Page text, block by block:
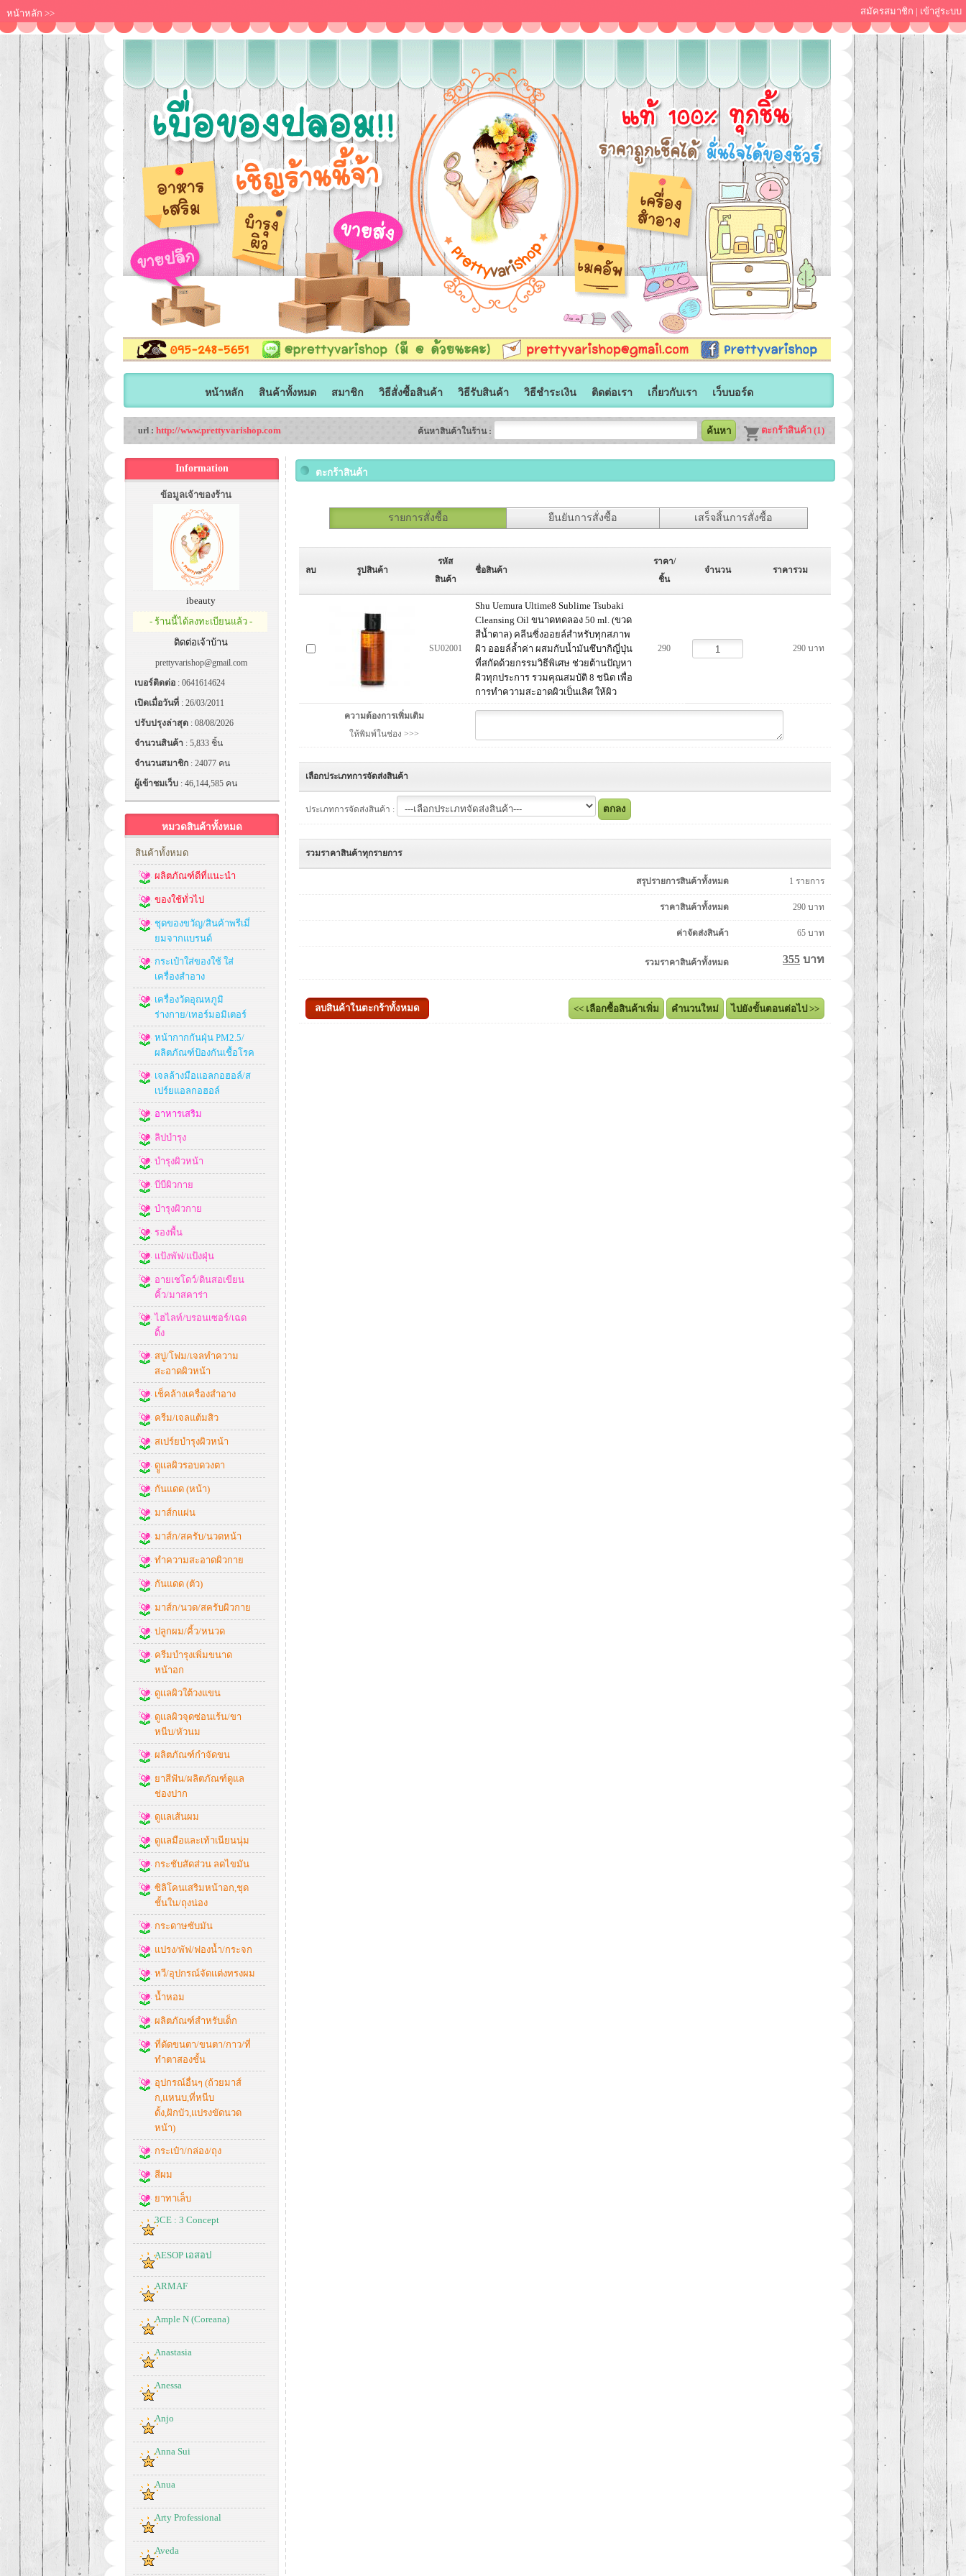
หน้าหลัก >> สมัครสมาชิก | เข้าสู่ระบบ
หน้าหลัก สินค้าทั้งหมด สมาชิก วิธีสั่งซื้อสินค้า วิธีรับสินค้า วิธีชำระเงิน ติดต่อเรา เกี่ยวกับเรา เว็บบอร์ด
ตะกร้าสินค้า (1)
url : http://www.prettyvarishop.com ค้นหาสินค้าในร้าน :
Information
ข้อมูลเจ้าของร้าน
ibeauty
- ร้านนี้ได้ลงทะเบียนแล้ว -
ติดต่อเจ้าบ้าน
prettyvarishop@gmail.com
เบอร์ติดต่อ : 0641614624
เปิดเมื่อวันที่ : 26/03/2011
ปรับปรุงล่าสุด : 08/08/2026
จำนวนสินค้า : 5,833 ชิ้น
จำนวนสมาชิก : 24077 คน
ผู้เข้าชมเว็บ : 46,144,585 คน
หมวดสินค้าทั้งหมด
สินค้าทั้งหมด
ผลิตภัณฑ์ดีที่แนะนำ
ของใช้ทั่วไป
ชุดของขวัญ/สินค้าพรีเมี่
ยมจากแบรนด์
กระเป๋าใส่ของใช้ ใส่
เครื่องสำอาง
เครื่องวัดอุณหภูมิ
ร่างกาย/เทอร์มอมิเตอร์
หน้ากากกันฝุ่น PM2.5/
ผลิตภัณฑ์ป้องกันเชื้อโรค
เจลล้างมือแอลกอฮอล์/ส
เปร์ยแอลกอฮอล์
อาหารเสริม
ลิปบำรุง
บำรุงผิวหน้า
บีบีผิวกาย
บำรุงผิวกาย
รองพื้น
แป้งพัฟ/แป้งฝุ่น
อายเชโดว์/ดินสอเขียน
คิ้ว/มาสคาร่า
ไฮไลท์/บรอนเซอร์/เฉด
ดิ้ง
สบู่/โฟม/เจลทำความ
สะอาดผิวหน้า
เช็คล้างเครื่องสำอาง
ครีม/เจลแต้มสิว
สเปร์ยบำรุงผิวหน้า
ดููแลผิวรอบดวงตา
กันแดด (หน้า)
มาส์กแผ่น
มาส์ก/สครับ/นวดหน้า
ทำความสะอาดผิวกาย
กันแดด (ตัว)
มาส์ก/นวด/สครับผิวกาย
ปลูกผม/คิ้ว/หนวด
ครีมบำรุงเพิ่มขนาด
หน้าอก
ดูแลผิวใต้วงแขน
ดูแลผิวจุดซ่อนเร้น/ขา
หนีบ/หัวนม
ผลิตภัณฑ์กำจัดขน
ยาสีฟัน/ผลิตภัณฑ์ดูแล
ช่องปาก
ดูแลเส้นผม
ดูแลมือและเท้าเนียนนุ่ม
กระชับสัดส่วน ลดไขมัน
ซิลิโคนเสริมหน้าอก,ชุด
ชั้นใน/ถุงน่อง
กระดาษซับมัน
แปรง/พัฟ/ฟองน้ำ/กระจก
หวี/อุปกรณ์จัดแต่งทรงผม
น้ำหอม
ผลิตภัณฑ์สำหรับเด็ก
ที่ดัดขนตา/ขนตา/กาว/ที่
ทำตาสองชั้น
อุปกรณ์อื่นๆ (ถ้วยมาส์
ก,แหนบ,ที่หนีบ
ดั้ง,ฝักบัว,แปรงขัดนวด
หน้า)
กระเป๋า/กล่อง/ถุง
สีผม
ยาทาเล็บ
3CE : 3 Concept
AESOP เอสอป
ARMAF
Ample N (Coreana)
Anastasia
Anessa
Anjo
Anna Sui
Anua
Arty Professional
Aveda
ตะกร้าสินค้า
รายการสั่งซื้อ ยืนยันการสั่งซื้อ เสร็จสิ้นการสั่งซื้อ
ลบ รูปสินค้า
รหัส
สินค้า
ชื่อสินค้า
ราคา/
ชิ้น
จำนวน ราคารวม
SU02001
Shu Uemura Ultime8 Sublime Tsubaki
Cleansing Oil ขนาดทดลอง 50 ml. (ขวด
สีน้ำตาล) คลีนซิ่งออยล์สำหรับทุกสภาพ
ผิว ออยล์ล้ำค่า ผสมกับน้ำมันซึบากิญี่ปุ่น
ที่สกัดด้วยกรรมวิธีพิเศษ ช่วยต้านปัญหา
ผิวทุกประการ รวมคุณสมบัติ 8 ชนิด เพื่อ
การทำความสะอาดผิวเป็นเลิศ ให้ผิว
290 290 บาท
ความต้องการเพิ่มเติม
ให้พิมพ์ในช่อง >>>
เลือกประเภทการจัดส่งสินค้า
ประเภทการจัดส่งสินค้า :
รวมราคาสินค้าทุกรายการ
สรุปรายการสินค้าทั้งหมด 1 รายการ
ราคาสินค้าทั้งหมด 290 บาท
ค่าจัดส่งสินค้า 65 บาท
รวมราคาสินค้าทั้งหมด 355 บาท